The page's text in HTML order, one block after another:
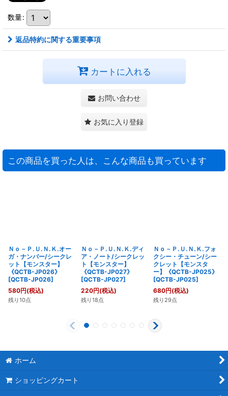
数量:
返品特約に関する重要事項
カートに入れる
お問い合わせ
お気に入り登録
この商品を買った人は、こんな商品も買っています
Ｎｏ－Ｐ.Ｕ.Ｎ.Ｋ.オー
ガ・ナンバー/シークレ
ット【モンスター】
《QCTB-JP026》
[QCTB-JP026]
580円(税込)
残り10点
Ｎｏ－Ｐ.Ｕ.Ｎ.Ｋ.ディ
ア・ノート/シークレッ
ト【モンスター】
《QCTB-JP027》
[QCTB-JP027]
220円(税込)
残り18点
Ｎｏ－Ｐ.Ｕ.Ｎ.Ｋ.フォ
クシー・チューン/シー
クレット【モンスタ
ー】《QCTB-JP025》
[QCTB-JP025]
680円(税込)
残り29点
ホーム
ショッピングカート